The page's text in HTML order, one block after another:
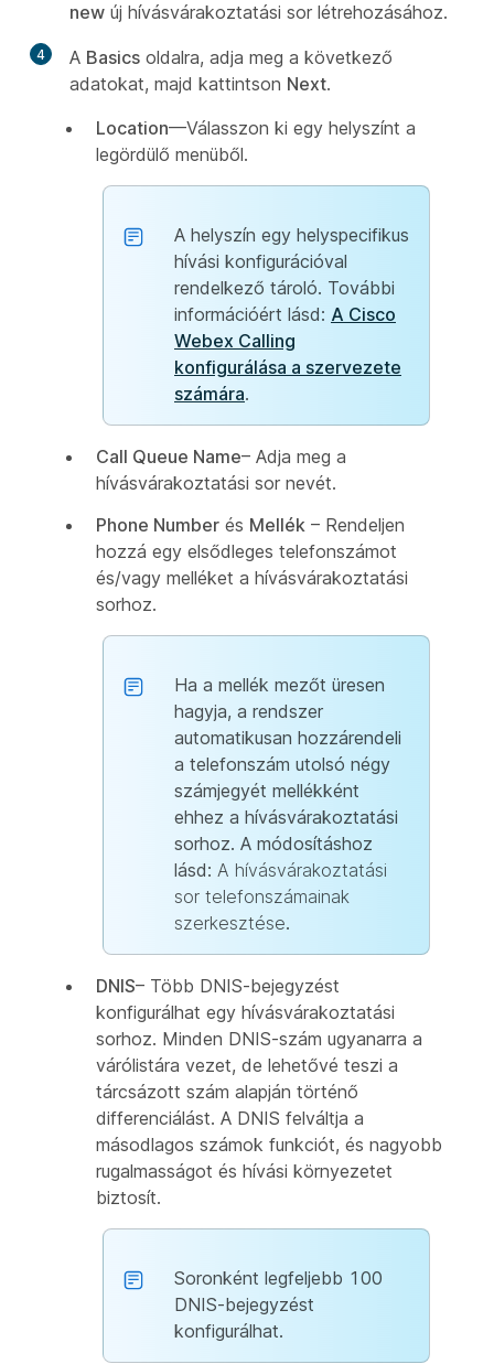
new új hívásvárakoztatási sor létrehozásához.
4 A Basics oldalra, adja meg a következő
adatokat, majd kattintson Next.
Location—Válasszon ki egy helyszínt a
legördülő menüből.
A helyszín egy helyspecifikus
hívási konfigurációval
rendelkező tároló. További
információért lásd: A Cisco
Webex Calling
konfigurálása a szervezete
számára.
Call Queue Name– Adja meg a
hívásvárakoztatási sor nevét.
Phone Number és Mellék – Rendeljen
hozzá egy elsődleges telefonszámot
és/vagy melléket a hívásvárakoztatási
sorhoz.
Ha a mellék mezőt üresen
hagyja, a rendszer
automatikusan hozzárendeli
a telefonszám utolsó négy
számjegyét mellékként
ehhez a hívásvárakoztatási
sorhoz. A módosításhoz
lásd: A hívásvárakoztatási
sor telefonszámainak
szerkesztése.
DNIS– Több DNIS-bejegyzést
konfigurálhat egy hívásvárakoztatási
sorhoz. Minden DNIS-szám ugyanarra a
várólistára vezet, de lehetővé teszi a
tárcsázott szám alapján történő
differenciálást. A DNIS felváltja a
másodlagos számok funkciót, és nagyobb
rugalmasságot és hívási környezetet
biztosít.
Soronként legfeljebb 100
DNIS-bejegyzést
konfigurálhat.